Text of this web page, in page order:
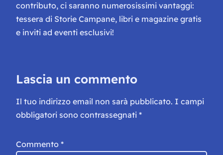
contributo, ci saranno numerosissimi vantaggi:
tessera di Storie Campane, libri e magazine gratis
e inviti ad eventi esclusivi!
Lascia un commento
Il tuo indirizzo email non sarà pubblicato. I campi
obbligatori sono contrassegnati *
Commento *